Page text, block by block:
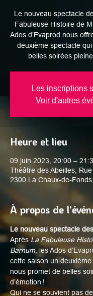
Le nouveau spectacle
Fabuleuse Histoire de
Ados d’Evaprod nous
deuxième spectacle
belles soirées
Les inscriptions
Voir d'autres
Heure et lieu
09 juin 2023, 20:00 –
Théâtre des Abeilles,
2300 La Chaux-de-
À propos de
Le nouveau spectacle
Après La Fabuleuse
Barnum , les Ados
cette saison un
nous promet de belles
d’émotion !
Qui ne se souvient pas